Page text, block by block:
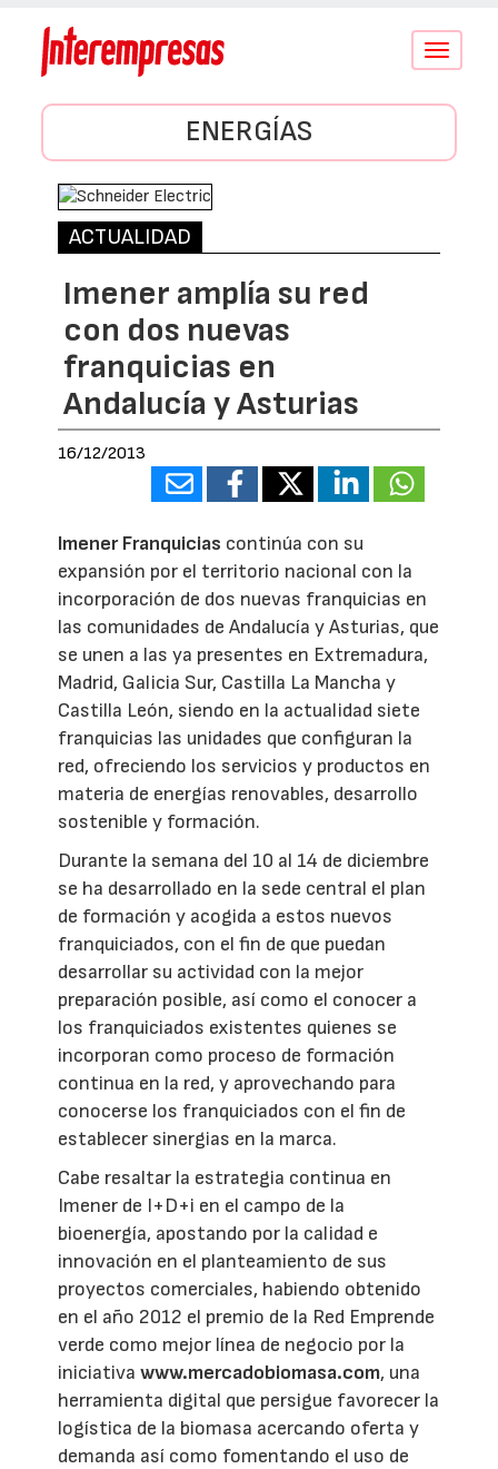
Conmutar
ENERGÍAS
ACTUALIDAD
Imener amplía su red
con dos nuevas
franquicias en
Andalucía y Asturias
16/12/2013
Imener Franquicias continúa con su
expansión por el territorio nacional con la
incorporación de dos nuevas franquicias en
las comunidades de Andalucía y Asturias, que
se unen a las ya presentes en Extremadura,
Madrid, Galicia Sur, Castilla La Mancha y
Castilla León, siendo en la actualidad siete
franquicias las unidades que configuran la
red, ofreciendo los servicios y productos en
materia de energías renovables, desarrollo
sostenible y formación.
Durante la semana del 10 al 14 de diciembre
se ha desarrollado en la sede central el plan
de formación y acogida a estos nuevos
franquiciados, con el fin de que puedan
desarrollar su actividad con la mejor
preparación posible, así como el conocer a
los franquiciados existentes quienes se
incorporan como proceso de formación
continua en la red, y aprovechando para
conocerse los franquiciados con el fin de
establecer sinergias en la marca.
Cabe resaltar la estrategia continua en
Imener de I+D+i en el campo de la
bioenergía, apostando por la calidad e
innovación en el planteamiento de sus
proyectos comerciales, habiendo obtenido
en el año 2012 el premio de la Red Emprende
verde como mejor línea de negocio por la
iniciativawww.mercadobiomasa.com, una
herramienta digital que persigue favorecer la
logística de la biomasa acercando oferta y
demanda así como fomentando el uso de